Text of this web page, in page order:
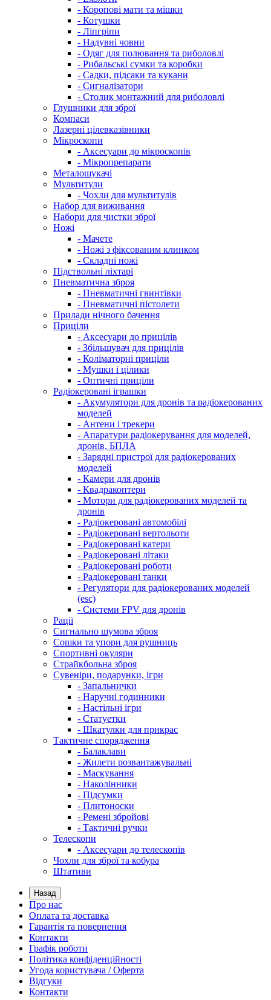
- Коропові мати та мішки
- Котушки
- Ліпгріпи
- Надувні човни
- Одяг для полювання та риболовлі
- Рибальські сумки та коробки
- Садки, підсаки та кукани
- Сигналізатори
- Столик монтажний для риболовлі
Глушники для зброї
Компаси
Лазерні цілевказівники
Мікроскопи
- Аксесуари до мікроскопів
- Мікропрепарати
Металошукачі
Мультитули
- Чохли для мультитулів
Набор для виживання
Набори для чистки зброї
Ножі
- Мачете
- Ножі з фіксованим клинком
- Складні ножі
Підствольні ліхтарі
Пневматична зброя
- Пневматичні гвинтівки
- Пневматичні пістолети
Прилади нічного бачення
Приціли
- Аксесуари до прицілів
- Збільшувач для прицілів
- Коліматорні приціли
- Мушки і цілики
- Оптичні приціли
Радіокеровані іграшки
- Акумулятори для дронів та радіокерованих
моделей
- Антени і трекери
- Апаратури радіокерування для моделей,
дронів, БПЛА
- Зарядні пристрої для радіокерованих
моделей
- Камери для дронів
- Квадракоптери
- Мотори для радіокерованих моделей та
дронів
- Радіокеровані автомобілі
- Радіокеровані вертольоти
- Радіокеровані катери
- Радіокеровані літаки
- Радіокеровані роботи
- Радіокеровані танки
- Регулятори для радіокерованих моделей
(esc)
- Системи FPV для дронів
Рації
Сигнально шумова зброя
Сошки та упори для рушниць
Спортивні окуляри
Страйкбольна зброя
Сувеніри, подарунки, ігри
- Запальнички
- Наручні годинники
- Настільні ігри
- Статуетки
- Шкатулки для прикрас
Тактичне спорядження
- Балаклави
- Жилети розвантажувальні
- Маскування
- Наколінники
- Підсумки
- Плитоноски
- Ремені збройові
- Тактичні ручки
Телескопи
- Аксесуари до телескопів
Чохли для зброї та кобура
Штативи
Назад
Про нас
Оплата та доставка
Гарантія та повернення
Контакти
Графік роботи
Політика конфіденційності
Угода користувача / Оферта
Відгуки
Контакти